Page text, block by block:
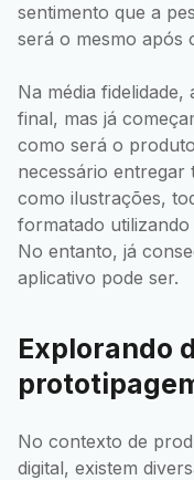
sentimento que a
será o mesmo após
Na média fidelidade,
final, mas já
como será o
necessário
como ilustrações,
formatado utilizando
No entanto, já
aplicativo pode ser.
Explorando
No contexto de
digital, existem